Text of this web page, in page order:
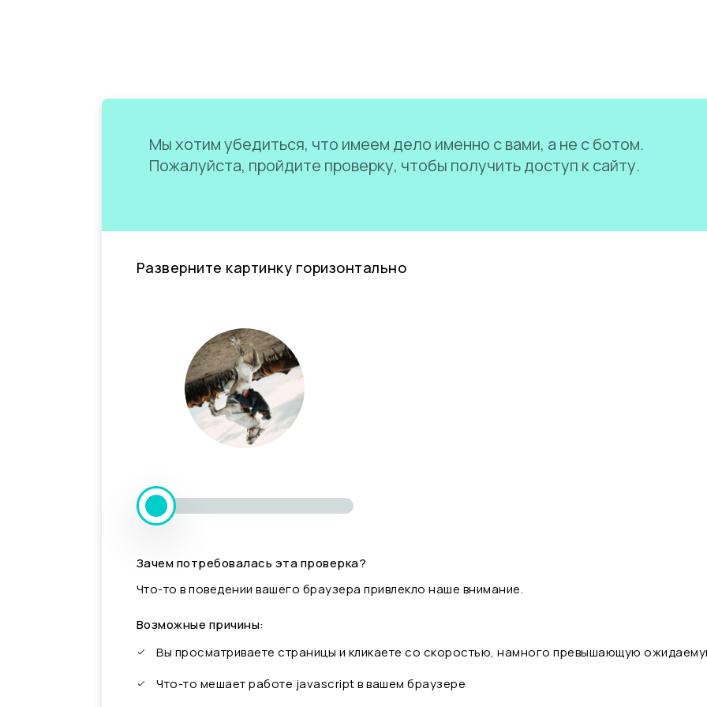
Мы хотим убедиться, что имеем дело именно с вами, а не с ботом.
Пожалуйста, пройдите проверку, чтобы получить доступ к сайту.
Разверните картинку горизонтально
Зачем потребовалась эта проверка?
Что-то в поведении вашего браузера привлекло наше внимание.
Возможные причины:
Вы просматриваете страницы и кликаете со скоростью, намного превышающую
Что-то мешает работе javascript в вашем браузере